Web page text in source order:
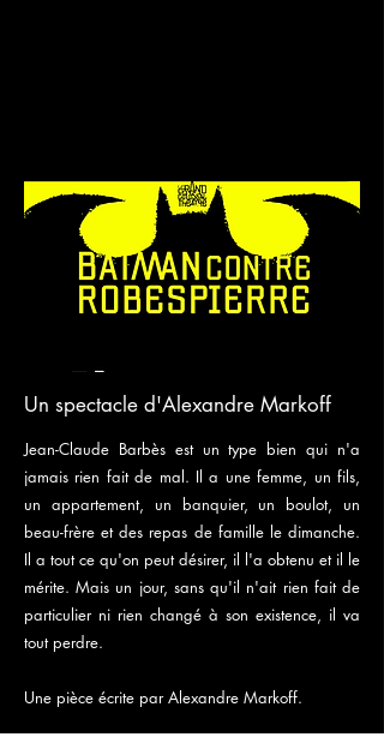
Un spectacle d'Alexandre Markoff
Jean-Claude Barbès est un type bien qui n'a
jamais rien fait de mal. Il a une femme, un fils,
un appartement, un banquier, un boulot, un
beau-frère et des repas de famille le dimanche.
Il a tout ce qu'on peut désirer, il l'a obtenu et il le
mérite. Mais un jour, sans qu'il n'ait rien fait de
particulier ni rien changé à son existence, il va
tout perdre.
Une pièce écrite par Alexandre Markoff.